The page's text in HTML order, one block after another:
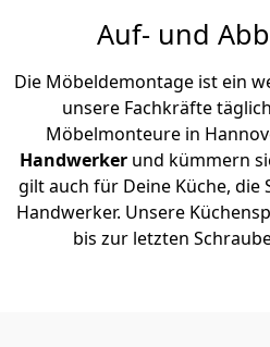
Auf- und
Die Möbeldemontage ist ein
unsere Fachkräfte
Möbelmonteure in
Handwerker und kümmern
gilt auch für Deine Küche, die
Handwerker. Unsere
bis zur letzten